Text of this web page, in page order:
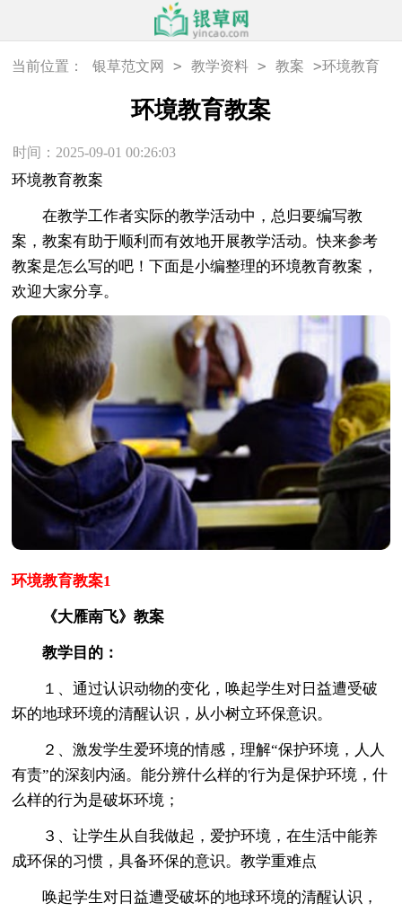
当前位置： 银草范文网 > 教学资料 > 教案 >环境教育
环境教育教案
时间：2025-09-01 00:26:03
环境教育教案
在教学工作者实际的教学活动中，总归要编写教
案，教案有助于顺利而有效地开展教学活动。快来参考
教案是怎么写的吧！下面是小编整理的环境教育教案，
欢迎大家分享。
环境教育教案1
《大雁南飞》教案
教学目的：
１、通过认识动物的变化，唤起学生对日益遭受破
坏的地球环境的清醒认识，从小树立环保意识。
２、激发学生爱环境的情感，理解“保护环境，人人
有责”的深刻内涵。能分辨什么样的'行为是保护环境，什
么样的行为是破坏环境；
３、让学生从自我做起，爱护环境，在生活中能养
成环保的习惯，具备环保的意识。教学重难点
唤起学生对日益遭受破坏的地球环境的清醒认识，